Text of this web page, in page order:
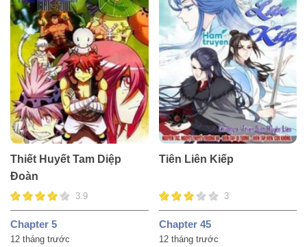
Thiết Huyết Tam Diệp
Đoàn
3.9
Chapter 5
12 tháng trước
Tiên Liên Kiếp
3
Chapter 45
12 tháng trước